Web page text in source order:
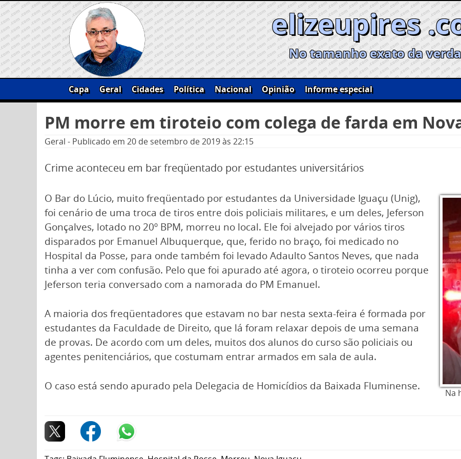
Skip
to
content
elizeupires
No tamanho exato da
Capa Geral Cidades Política Nacional Opinião
Informe especial
por:
PM morre em tiroteio com colega de farda em
Geral - Publicado em 20 de setembro de 2019às 22:15
Crime aconteceu em bar freqüentado por estudantes universitários
Na
O Bar do Lúcio, muito freqüentado por estudantes da Universidade Iguaçu (Unig),
foi cenário de uma troca de tiros entre dois policiais militares, e um deles, Jeferson
Gonçalves, lotado no 20º BPM, morreu no local. Ele foi alvejado por vários tiros
disparados por Emanuel Albuquerque, que, ferido no braço, foi medicado no
Hospital da Posse, para onde também foi levado Adaulto Santos Neves, que nada
tinha a ver com confusão. Pelo que foi apurado até agora, o tiroteio ocorreu porque
Jeferson teria conversado com a namorada do PM Emanuel.
A maioria dos freqüentadores que estavam no bar nesta sexta-feira é formada por
estudantes da Faculdade de Direito, que lá foram relaxar depois de uma semana
de provas. De acordo com um deles, muitos dos alunos do curso são policiais ou
agentes penitenciários, que costumam entrar armados em sala de aula.
O caso está sendo apurado pela Delegacia de Homicídios da Baixada Fluminense.